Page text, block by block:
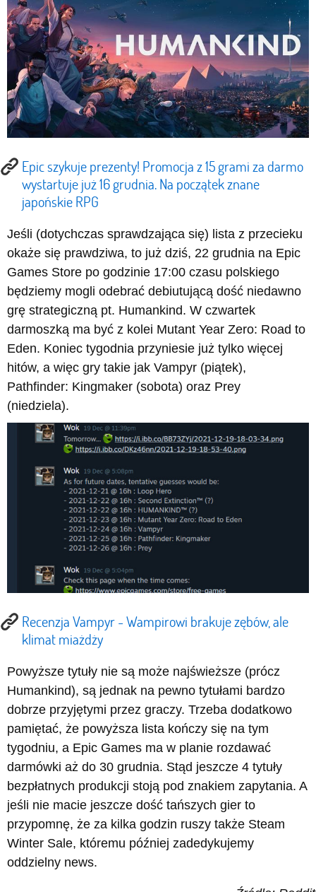
Epic szykuje prezenty! Promocja z 15 grami za darmo
wystartuje już 16 grudnia. Na początek znane
japońskie RPG
Jeśli (dotychczas sprawdzająca się) lista z przecieku
okaże się prawdziwa, to już dziś, 22 grudnia na Epic
Games Store po godzinie 17:00 czasu polskiego
będziemy mogli odebrać debiutującą dość niedawno
grę strategiczną pt. Humankind. W czwartek
darmoszką ma być z kolei Mutant Year Zero: Road to
Eden. Koniec tygodnia przyniesie już tylko więcej
hitów, a więc gry takie jak Vampyr (piątek),
Pathfinder: Kingmaker (sobota) oraz Prey
(niedziela).
Recenzja Vampyr - Wampirowi brakuje zębów, ale
klimat miażdży
Powyższe tytuły nie są może najświeższe (prócz
Humankind), są jednak na pewno tytułami bardzo
dobrze przyjętymi przez graczy. Trzeba dodatkowo
pamiętać, że powyższa lista kończy się na tym
tygodniu, a Epic Games ma w planie rozdawać
darmówki aż do 30 grudnia. Stąd jeszcze 4 tytuły
bezpłatnych produkcji stoją pod znakiem zapytania. A
jeśli nie macie jeszcze dość tańszych gier to
przypomnę, że za kilka godzin ruszy także Steam
Winter Sale, któremu później zadedykujemy
oddzielny news.